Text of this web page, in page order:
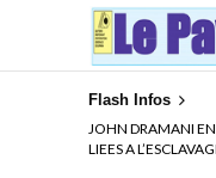
Flash Infos
ELECTION DE
Quand Patrice